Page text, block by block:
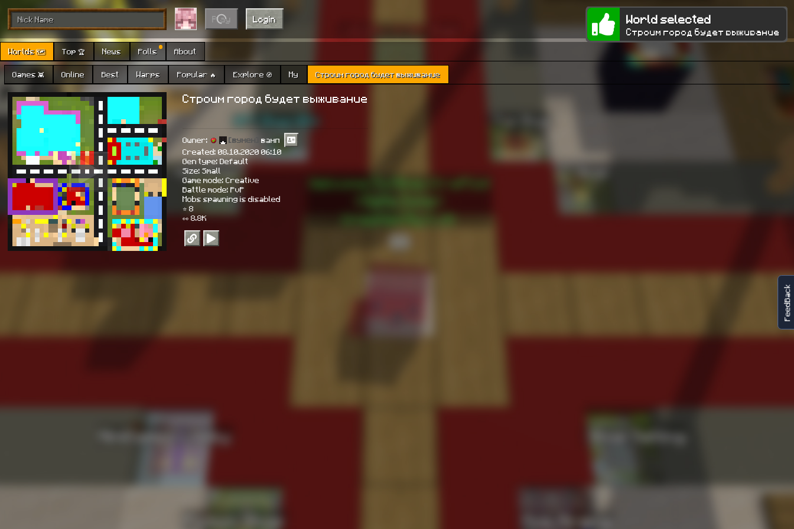
FeedBack
Play Login
Worlds 🗺 Top 🏆 News Polls About
Games 👾 Online Best Warps Popular 🔥 Explore 🧭 My Строим город будет выживание
Строим город будет выживание
Owner: [вумен]
вамп
Created: 08.10.2020 06:10
Gen type: Default
Size: Small
Game mode: Creative
Battle mode: PvP
Mobs spawning is disabled
⭐ 8
👀 8.8K
World selected
Строим город будет выживание